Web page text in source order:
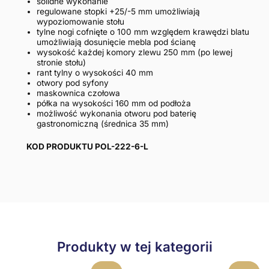
regulowane stopki +25/-5 mm umożliwiają
wypoziomowanie stołu
tylne nogi cofnięte o 100 mm względem krawędzi blatu
umożliwiają dosunięcie mebla pod ścianę
wysokość każdej komory zlewu 250 mm (po lewej
stronie stołu)
rant tylny o wysokości 40 mm
otwory pod syfony
maskownica czołowa
półka na wysokości 160 mm od podłoża
możliwość wykonania otworu pod baterię
gastronomiczną (średnica 35 mm)
KOD PRODUKTU POL-222-6-L
Produkty w tej kategorii